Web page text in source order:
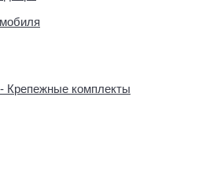
Крепежные комплекты